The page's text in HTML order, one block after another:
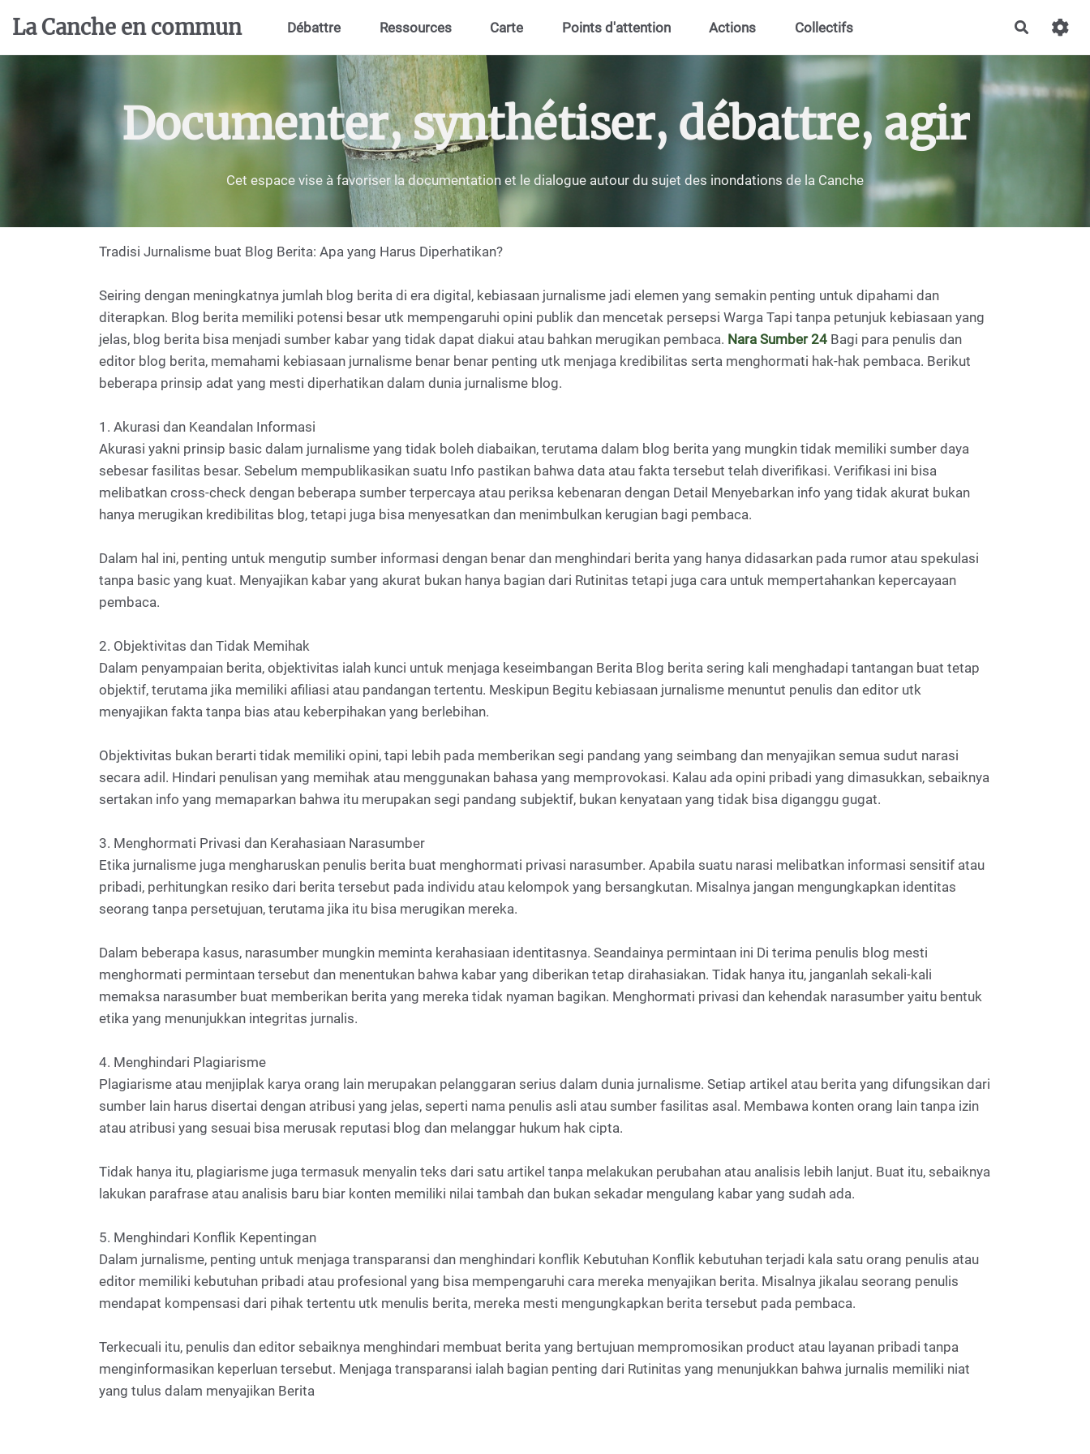
Aller au contenu principal
La Canche en commun Débattre Ressources Carte Points d'attention Actions Collectifs
Documenter, synthétiser, débattre, agir
Cet espace vise à favoriser la documentation et le dialogue autour du sujet des inondations de la Canche
Tradisi Jurnalisme buat Blog Berita: Apa yang Harus Diperhatikan?
Seiring dengan meningkatnya jumlah blog berita di era digital, kebiasaan jurnalisme jadi elemen yang semakin penting untuk dipahami dan
diterapkan. Blog berita memiliki potensi besar utk mempengaruhi opini publik dan mencetak persepsi Warga Tapi tanpa petunjuk kebiasaan yang
jelas, blog berita bisa menjadi sumber kabar yang tidak dapat diakui atau bahkan merugikan pembaca. Nara Sumber 24 Bagi para penulis dan
editor blog berita, memahami kebiasaan jurnalisme benar benar penting utk menjaga kredibilitas serta menghormati hak-hak pembaca. Berikut
beberapa prinsip adat yang mesti diperhatikan dalam dunia jurnalisme blog.
1. Akurasi dan Keandalan Informasi
Akurasi yakni prinsip basic dalam jurnalisme yang tidak boleh diabaikan, terutama dalam blog berita yang mungkin tidak memiliki sumber daya
sebesar fasilitas besar. Sebelum mempublikasikan suatu Info pastikan bahwa data atau fakta tersebut telah diverifikasi. Verifikasi ini bisa
melibatkan cross-check dengan beberapa sumber terpercaya atau periksa kebenaran dengan Detail Menyebarkan info yang tidak akurat bukan
hanya merugikan kredibilitas blog, tetapi juga bisa menyesatkan dan menimbulkan kerugian bagi pembaca.
Dalam hal ini, penting untuk mengutip sumber informasi dengan benar dan menghindari berita yang hanya didasarkan pada rumor atau spekulasi
tanpa basic yang kuat. Menyajikan kabar yang akurat bukan hanya bagian dari Rutinitas tetapi juga cara untuk mempertahankan kepercayaan
pembaca.
2. Objektivitas dan Tidak Memihak
Dalam penyampaian berita, objektivitas ialah kunci untuk menjaga keseimbangan Berita Blog berita sering kali menghadapi tantangan buat tetap
objektif, terutama jika memiliki afiliasi atau pandangan tertentu. Meskipun Begitu kebiasaan jurnalisme menuntut penulis dan editor utk
menyajikan fakta tanpa bias atau keberpihakan yang berlebihan.
Objektivitas bukan berarti tidak memiliki opini, tapi lebih pada memberikan segi pandang yang seimbang dan menyajikan semua sudut narasi
secara adil. Hindari penulisan yang memihak atau menggunakan bahasa yang memprovokasi. Kalau ada opini pribadi yang dimasukkan, sebaiknya
sertakan info yang memaparkan bahwa itu merupakan segi pandang subjektif, bukan kenyataan yang tidak bisa diganggu gugat.
3. Menghormati Privasi dan Kerahasiaan Narasumber
Etika jurnalisme juga mengharuskan penulis berita buat menghormati privasi narasumber. Apabila suatu narasi melibatkan informasi sensitif atau
pribadi, perhitungkan resiko dari berita tersebut pada individu atau kelompok yang bersangkutan. Misalnya jangan mengungkapkan identitas
seorang tanpa persetujuan, terutama jika itu bisa merugikan mereka.
Dalam beberapa kasus, narasumber mungkin meminta kerahasiaan identitasnya. Seandainya permintaan ini Di terima penulis blog mesti
menghormati permintaan tersebut dan menentukan bahwa kabar yang diberikan tetap dirahasiakan. Tidak hanya itu, janganlah sekali-kali
memaksa narasumber buat memberikan berita yang mereka tidak nyaman bagikan. Menghormati privasi dan kehendak narasumber yaitu bentuk
etika yang menunjukkan integritas jurnalis.
4. Menghindari Plagiarisme
Plagiarisme atau menjiplak karya orang lain merupakan pelanggaran serius dalam dunia jurnalisme. Setiap artikel atau berita yang difungsikan dari
sumber lain harus disertai dengan atribusi yang jelas, seperti nama penulis asli atau sumber fasilitas asal. Membawa konten orang lain tanpa izin
atau atribusi yang sesuai bisa merusak reputasi blog dan melanggar hukum hak cipta.
Tidak hanya itu, plagiarisme juga termasuk menyalin teks dari satu artikel tanpa melakukan perubahan atau analisis lebih lanjut. Buat itu, sebaiknya
lakukan parafrase atau analisis baru biar konten memiliki nilai tambah dan bukan sekadar mengulang kabar yang sudah ada.
5. Menghindari Konflik Kepentingan
Dalam jurnalisme, penting untuk menjaga transparansi dan menghindari konflik Kebutuhan Konflik kebutuhan terjadi kala satu orang penulis atau
editor memiliki kebutuhan pribadi atau profesional yang bisa mempengaruhi cara mereka menyajikan berita. Misalnya jikalau seorang penulis
mendapat kompensasi dari pihak tertentu utk menulis berita, mereka mesti mengungkapkan berita tersebut pada pembaca.
Terkecuali itu, penulis dan editor sebaiknya menghindari membuat berita yang bertujuan mempromosikan product atau layanan pribadi tanpa
menginformasikan keperluan tersebut. Menjaga transparansi ialah bagian penting dari Rutinitas yang menunjukkan bahwa jurnalis memiliki niat
yang tulus dalam menyajikan Berita